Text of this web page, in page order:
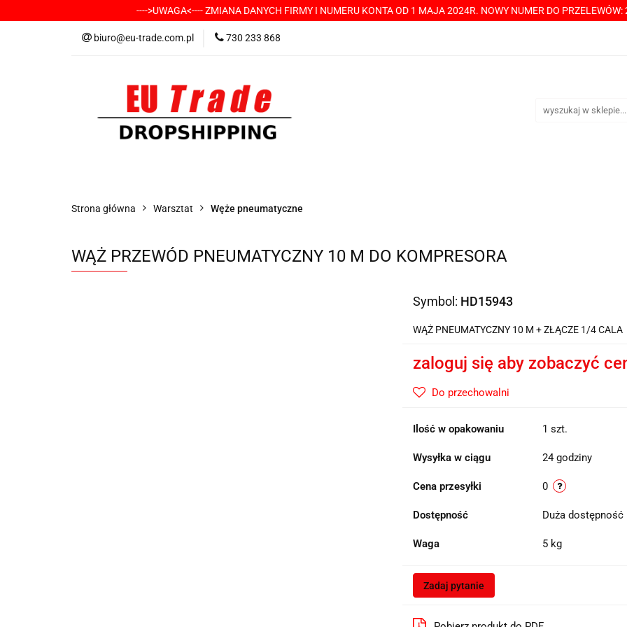
---->UWAGA<---- ZMIANA DANYCH FIRMY I NUMERU KONTA OD 1 MAJA 2024R. NOWY NUMER DO
biuro@eu-trade.com.pl 730 233 868
KATEGORIE -----> CHCESZ Z NAMI WSPÓŁPRACOWAĆ? PRZECZYTAJ! <-----
Strona główna Warsztat Węże pneumatyczne
WĄŻ PRZEWÓD PNEUMATYCZNY 10 M DO KOMPRESORA
Symbol: HD15943
WĄŻ PNEUMATYCZNY 10 M + ZŁĄCZE 1/4 CALA
zaloguj się aby zobaczyć
Do przechowalni
Ilość w opakowaniu 1 szt.
Wysyłka w ciągu 24 godziny
Cena przesyłki 0
Dostępność Duża dostępność
Waga 5 kg
Zadaj pytanie